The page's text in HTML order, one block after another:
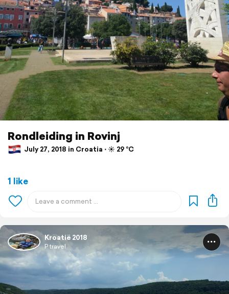
Rondleiding in Rovinj
July 27, 2018 in Croatia ⋅ ☀️ 29 °C
1 like
Kroatië 2018
P travel